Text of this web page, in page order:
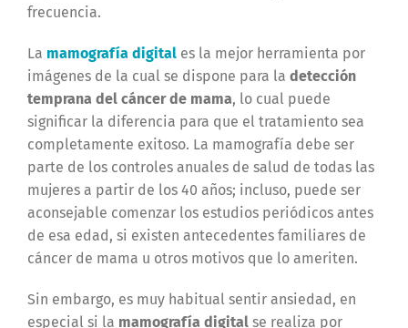
frecuencia.
La mamografía digitales la mejor herramienta por
imágenes de la cual se dispone para la detección
temprana del cáncer de mama, lo cual puede
significar la diferencia para que el tratamiento sea
completamente exitoso. La mamografía debe ser
parte de los controles anuales de salud de todas las
mujeres a partir de los 40 años; incluso, puede ser
aconsejable comenzar los estudios periódicos antes
de esa edad, si existen antecedentes familiares de
cáncer de mama u otros motivos que lo ameriten.
Sin embargo, es muy habitual sentir ansiedad, en
especial si la mamografía digitalse realiza por